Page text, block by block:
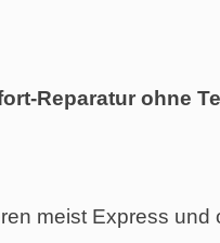
Reparatur ohne
meist Express und